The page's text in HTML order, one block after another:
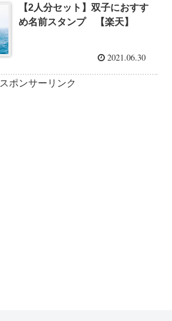
【2人分セット】双子におすす
め名前スタンプ 【楽天】
2021.06.30
スポンサーリンク